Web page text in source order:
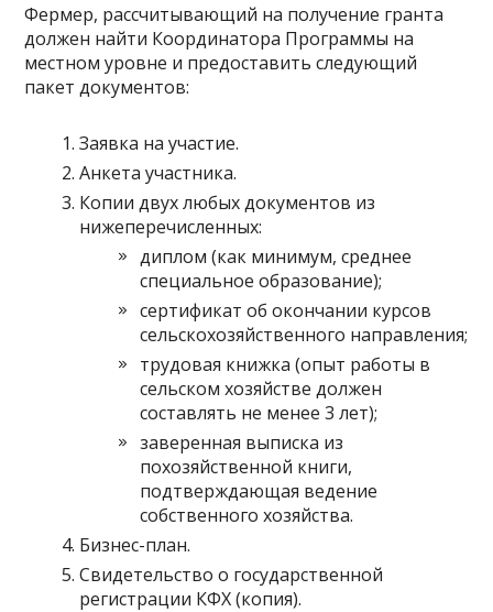
Фермер, рассчитывающий на получение гранта
должен найти Координатора Программы на
местном уровне и предоставить следующий
пакет документов:
Заявка на участие.
Анкета участника.
Копии двух любых документов из
нижеперечисленных:
диплом (как минимум, среднее
специальное образование);
сертификат об окончании курсов
сельскохозяйственного направления;
трудовая книжка (опыт работы в
сельском хозяйстве должен
составлять не менее 3 лет);
заверенная выписка из
похозяйственной книги,
подтверждающая ведение
собственного хозяйства.
Бизнес-план.
Свидетельство о государственной
регистрации КФХ (копия).